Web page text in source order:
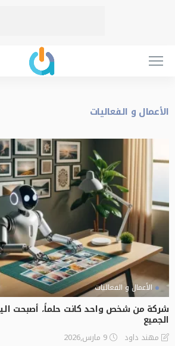
الأعمال و الفعاليات
الأعمال و الفعاليات
شركة من شخص واحد كانت حلماً، أصبحت
الجميع
مهند داود 9 مارس,2026